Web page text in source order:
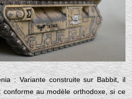
: Variante construite sur Babbit, il
conforme au modèle orthodoxe, si ce